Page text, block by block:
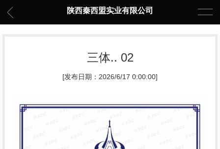
陕西秦西盟实业有限公司
三体.. 02
[发布日期：2026/6/17 0:00:00]